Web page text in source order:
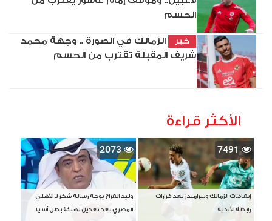
الحسم
خبر
الزمالك في الصورة .. وجهة محمد
شريف المقبلة تقترب من الحسم
الأكثر قراءة
7491
إيقافات الزمالك وبيراميدز بعد قرارات
رابطة الأندية
2073
وليد الفراج يوجه رسالة شكر لـ الأهلي
المصري بعد تعديل تهنئة بطل آسيا